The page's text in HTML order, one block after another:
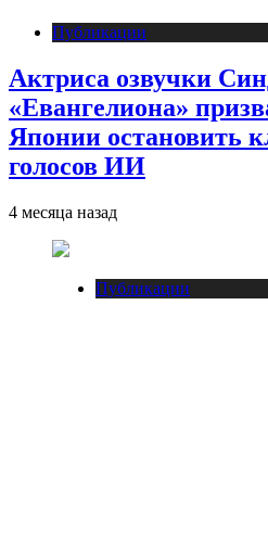
Публикации
Актриса озвучки
«Евангелиона»
Японии остановить
голосов ИИ
4 месяца назад
Публикации